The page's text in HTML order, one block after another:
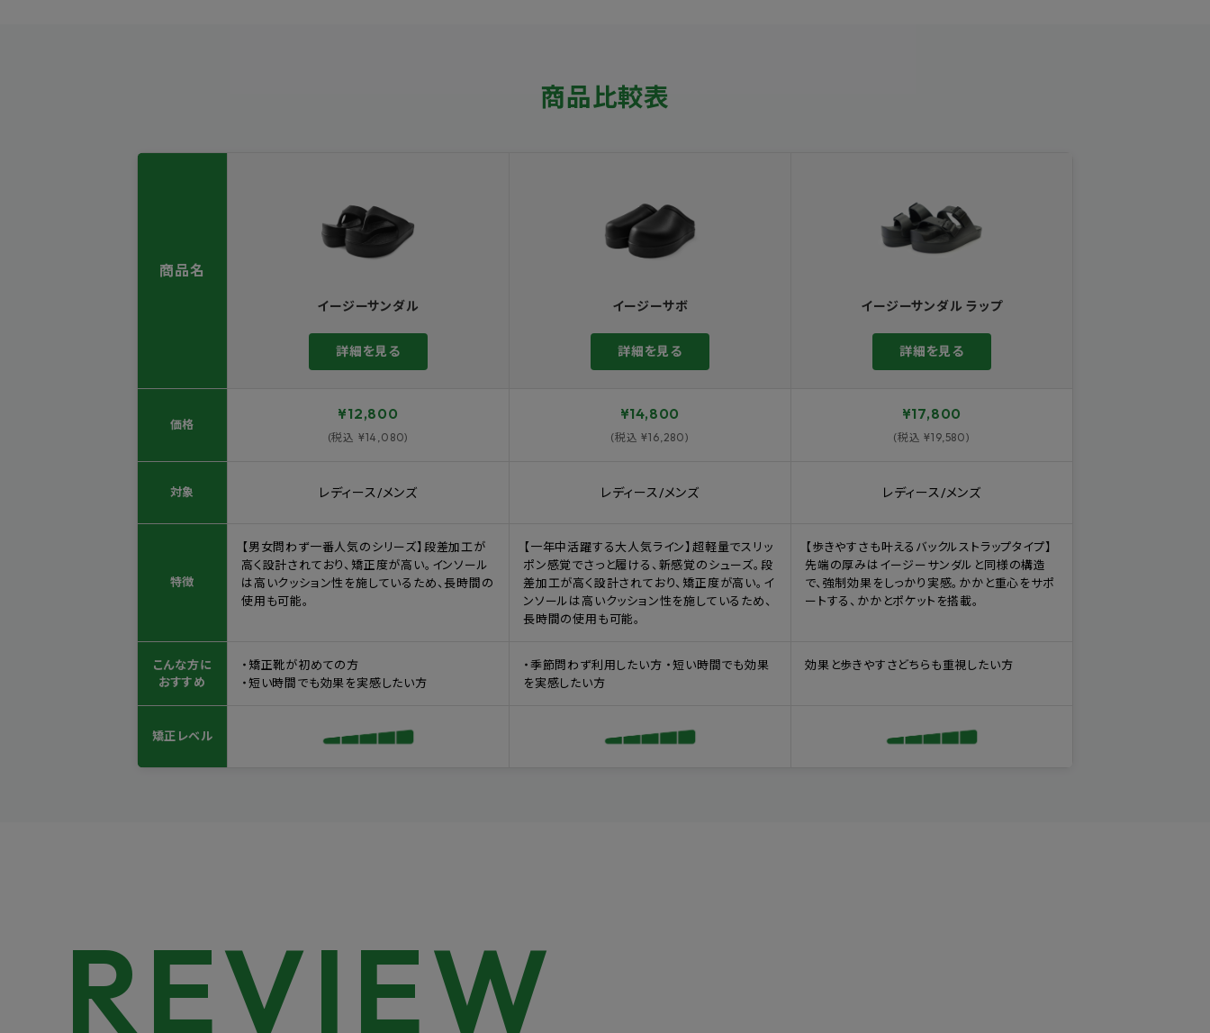
商品比較表
商品名
イージーサンダル
詳細を見る
イージーサボ
詳細を見る
イージーサンダル ラップ
詳細を見る
価格
¥12,800
(税込 ¥14,080)
¥14,800
(税込 ¥16,280)
¥17,800
(税込 ¥19,580)
対象 レディース/メンズ レディース/メンズ レディース/メンズ
特徴
【男女問わず一番人気のシリーズ】段差加工が
高く設計されており、矯正度が高い。インソール
は高いクッション性を施しているため、長時間の
使用も可能。
【一年中活躍する大人気ライン】超軽量でスリッ
ポン感覚でさっと履ける、新感覚のシューズ。段
差加工が高く設計されており、矯正度が高い。イ
ンソールは高いクッション性を施しているため、
長時間の使用も可能。
【歩きやすさも叶えるバックルストラップタイプ】
先端の厚みはイージーサンダルと同様の構造
で、強制効果をしっかり実感。かかと重心をサポ
ートする、かかとポケットを搭載。
こんな方に
おすすめ
・矯正靴が初めての方
・短い時間でも効果を実感したい方
・季節問わず利用したい方 ・短い時間でも効果
を実感したい方
効果と歩きやすさどちらも重視したい方
矯正レベル
REVIEW